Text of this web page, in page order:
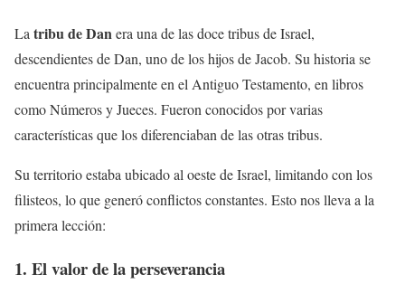
La tribu de Danera una de las doce tribus de Israel,
descendientes de Dan, uno de los hijos de Jacob. Su historia se
encuentra principalmente en el Antiguo Testamento, en libros
como Números y Jueces. Fueron conocidos por varias
características que los diferenciaban de las otras tribus.
Su territorio estaba ubicado al oeste de Israel, limitando con los
filisteos, lo que generó conflictos constantes. Esto nos lleva a la
primera lección:
1. El valor de la perseverancia